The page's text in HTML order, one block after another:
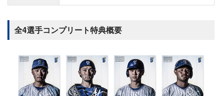
全4選手コンプリート特典概要